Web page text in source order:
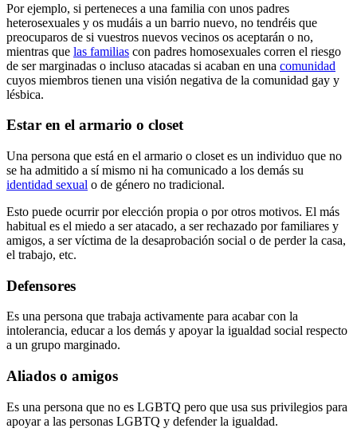
Por ejemplo, si perteneces a una familia con unos padres
heterosexuales y os mudáis a un barrio nuevo, no tendréis que
preocuparos de si vuestros nuevos vecinos os aceptarán o no,
mientras que las familias con padres homosexuales corren el riesgo
de ser marginadas o incluso atacadas si acaban en una comunidad
cuyos miembros tienen una visión negativa de la comunidad gay y
lésbica.
Estar en el armario o closet
Una persona que está en el armario o closet es un individuo que no
se ha admitido a sí mismo ni ha comunicado a los demás su
identidad sexual o de género no tradicional.
Esto puede ocurrir por elección propia o por otros motivos. El más
habitual es el miedo a ser atacado, a ser rechazado por familiares y
amigos, a ser víctima de la desaprobación social o de perder la casa,
el trabajo, etc.
Defensores
Es una persona que trabaja activamente para acabar con la
intolerancia, educar a los demás y apoyar la igualdad social respecto
a un grupo marginado.
Aliados o amigos
Es una persona que no es LGBTQ pero que usa sus privilegios para
apoyar a las personas LGBTQ y defender la igualdad.